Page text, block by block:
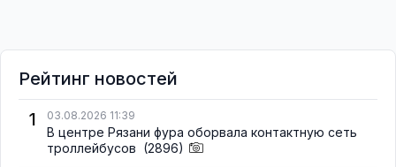
Рейтинг новостей
1
03.08.2026 11:39
В центре Рязани фура оборвала контактную сеть
троллейбусов (2896)